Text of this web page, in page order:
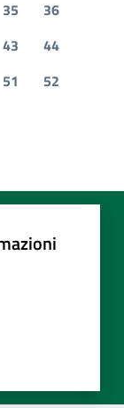
35
36
43
44
51
52